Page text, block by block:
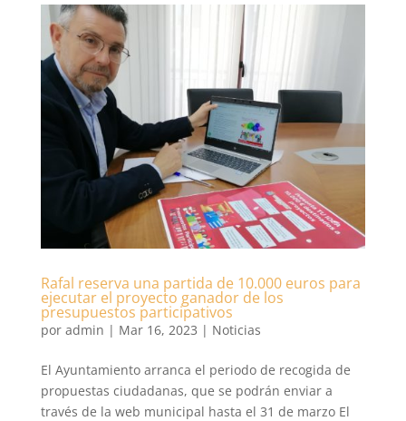
Rafal reserva una partida de 10.000 euros para
ejecutar el proyecto ganador de los
presupuestos participativos
por admin | Mar 16, 2023 | Noticias
El Ayuntamiento arranca el periodo de recogida de
propuestas ciudadanas, que se podrán enviar a
través de la web municipal hasta el 31 de marzo El